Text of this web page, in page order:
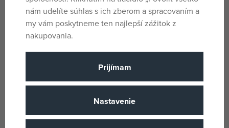
Licencia Hot Wheels
Materiál
Produktový rad Hot Wheels
Krajina pôvodu TH
Dodávateľské číslo JBK70
nám udelíte súhlas s ich zberom a spracovaním a
my vám poskytneme ten najlepší zážitok z
nakupovania.
Prijímam
Nastavenie